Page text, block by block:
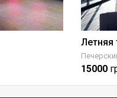
Летняя
15000